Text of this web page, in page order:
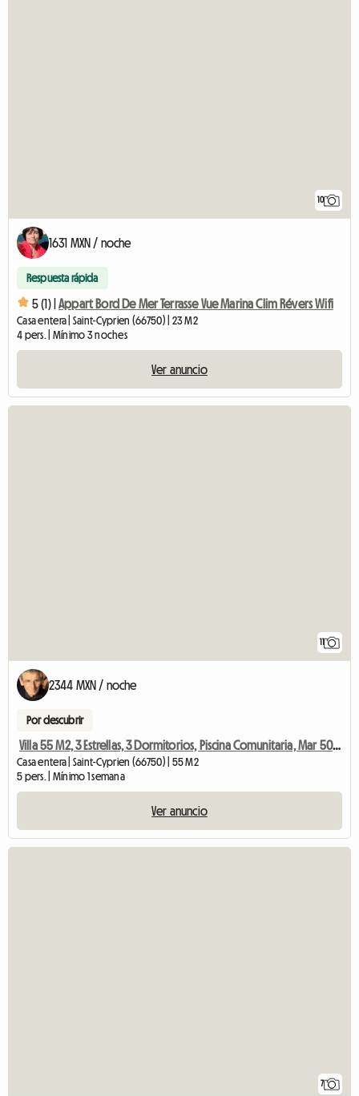
10
1631 MXN / noche
Respuesta rápida
5 (1) | Appart Bord De Mer Terrasse Vue Marina Clim Révers Wifi
Casa entera | Saint-Cyprien (66750) | 23 M2
4 pers. | Mínimo 3 noches
Ver anuncio
11
2344 MXN / noche
Por descubrir
Villa 55 M2, 3 Estrellas, 3 Dormitorios, Piscina Comunitaria, Mar 50 M
Casa entera | Saint-Cyprien (66750) | 55 M2
5 pers. | Mínimo 1 semana
Ver anuncio
7